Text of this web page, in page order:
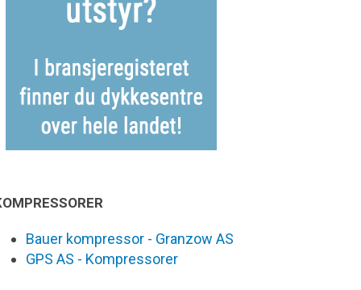
Bauer kompressor - Granzow AS
GPS AS - Kompressorer